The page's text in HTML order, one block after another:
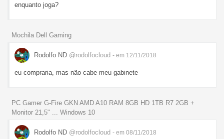
enquanto joga?
Mochila Dell Gaming
Rodolfo ND @rodolfocloud - em 12/11/2018
eu compraria, mas não cabe meu gabinete
PC Gamer G-Fire GKN AMD A10 RAM 8GB HD 1TB R7 2GB +
Monitor 21,5" ... Windows 10
Rodolfo ND @rodolfocloud - em 08/11/2018